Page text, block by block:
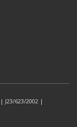
J23/623/2002 |